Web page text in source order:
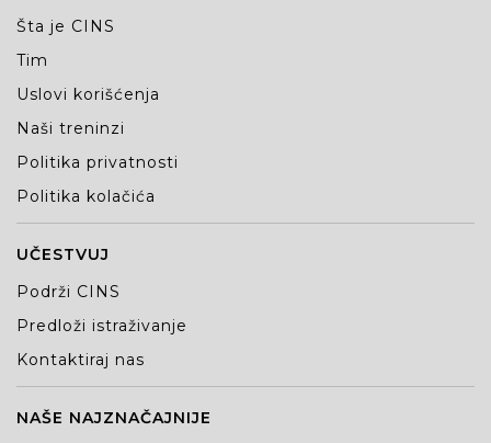
Šta je CINS
Tim
Uslovi korišćenja
Naši treninzi
Politika privatnosti
Politika kolačića
UČESTVUJ
Podrži CINS
Predloži istraživanje
Kontaktiraj nas
NAŠE NAJZNAČAJNIJE